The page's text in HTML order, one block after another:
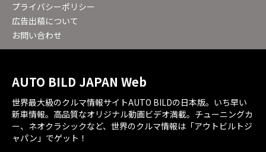
プライバシーポリシー
広告出稿について
お問い合わせ
AUTO BILD JAPAN Web
世界最大級のクルマ情報サイトAUTO BILDの日本版。いち早い
新車情報。高品質なオリジナル動画ビデオ満載。チューニングカ
ー、ネオクラシックなど、世界のクルマ情報は「アウトビルトジ
ャパン」でゲット！